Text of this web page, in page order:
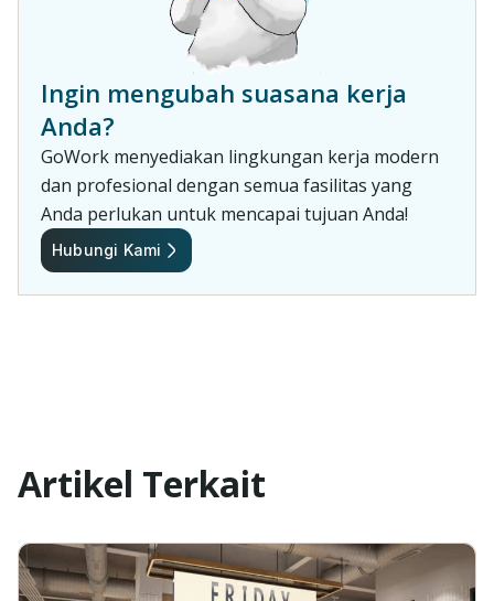
Ingin mengubah suasana kerja
Anda?
GoWork menyediakan lingkungan kerja modern
dan profesional dengan semua fasilitas yang
Anda perlukan untuk mencapai tujuan Anda!
Hubungi Kami
Artikel Terkait